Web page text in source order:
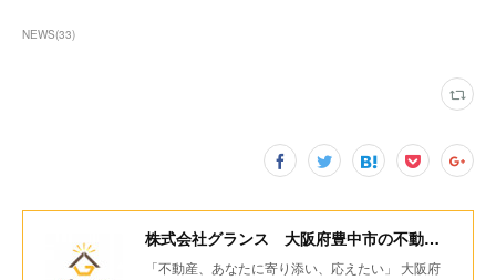
NEWS(33)
株式会社グランス 大阪府豊中市の不動産会社
「不動産、あなたに寄り添い、応えたい」 大阪府